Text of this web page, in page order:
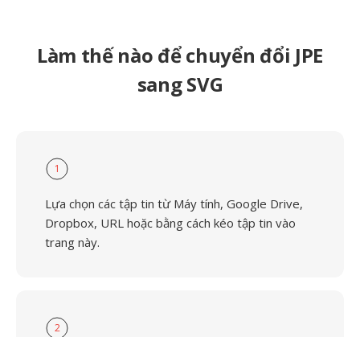
Làm thế nào để chuyển đổi JPE
sang SVG
1
Lựa chọn các tập tin từ Máy tính, Google Drive,
Dropbox, URL hoặc bằng cách kéo tập tin vào
trang này.
2